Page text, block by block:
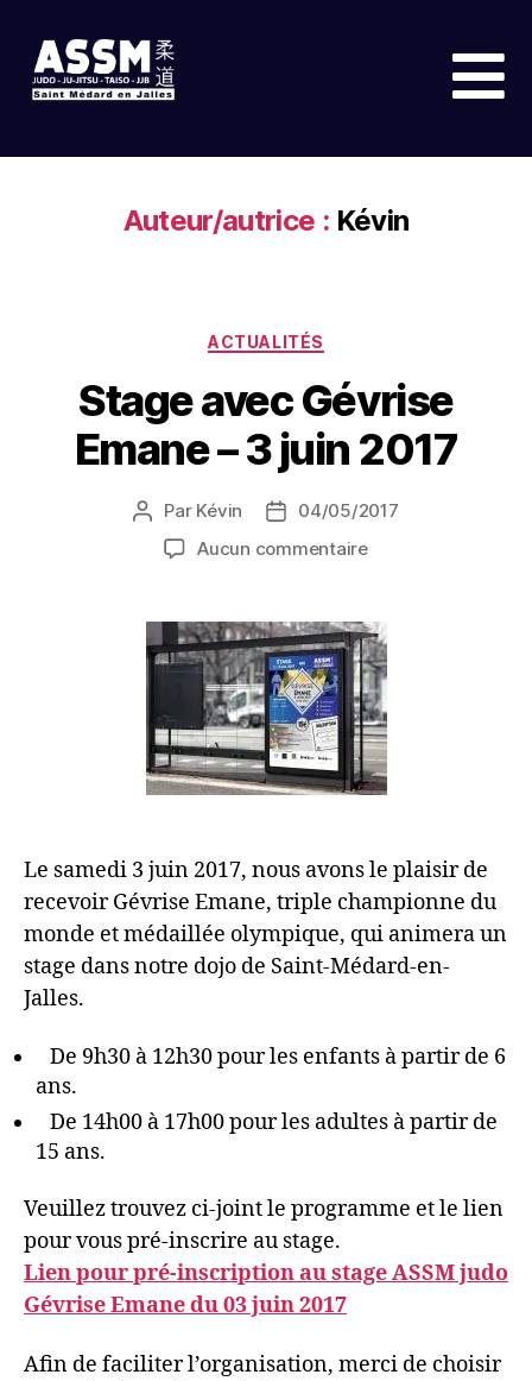
Auteur/autrice : Kévin
ACTUALITÉS
Stage avec Gévrise
Emane – 3 juin 2017
Par Kévin
04/05/2017
Aucun commentaire
Le samedi 3 juin 2017, nous avons le plaisir de
recevoir Gévrise Emane, triple championne du
monde et médaillée olympique, qui animera un
stage dans notre dojo de Saint-Médard-en-
Jalles.
De 9h30 à 12h30 pour les enfants à partir de 6
ans.
De 14h00 à 17h00 pour les adultes à partir de
15 ans.
Veuillez trouvez ci-joint le programme et le lien
pour vous pré-inscrire au stage.
Lien pour pré-inscription au stage ASSM judo
Gévrise Emane du 03 juin 2017
Afin de faciliter l’organisation, merci de choisir